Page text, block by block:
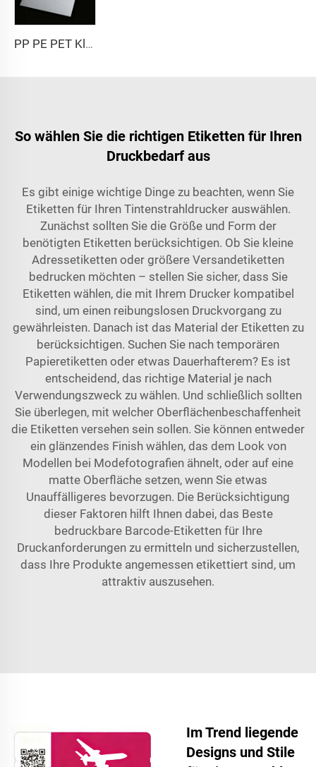
PP PE PET Klar Transparente Selbstklebende Synthetische Folienmaterial Etikettenpapier Jumbo Rolle
So wählen Sie die richtigen Etiketten für Ihren
Druckbedarf aus
Es gibt einige wichtige Dinge zu beachten, wenn Sie
Etiketten für Ihren Tintenstrahldrucker auswählen.
Zunächst sollten Sie die Größe und Form der
benötigten Etiketten berücksichtigen. Ob Sie kleine
Adressetiketten oder größere Versandetiketten
bedrucken möchten – stellen Sie sicher, dass Sie
Etiketten wählen, die mit Ihrem Drucker kompatibel
sind, um einen reibungslosen Druckvorgang zu
gewährleisten. Danach ist das Material der Etiketten zu
berücksichtigen. Suchen Sie nach temporären
Papieretiketten oder etwas Dauerhafterem? Es ist
entscheidend, das richtige Material je nach
Verwendungszweck zu wählen. Und schließlich sollten
Sie überlegen, mit welcher Oberflächenbeschaffenheit
die Etiketten versehen sein sollen. Sie können entweder
ein glänzendes Finish wählen, das dem Look von
Modellen bei Modefotografien ähnelt, oder auf eine
matte Oberfläche setzen, wenn Sie etwas
Unauffälligeres bevorzugen. Die Berücksichtigung
dieser Faktoren hilft Ihnen dabei, das Beste
bedruckbare Barcode-Etiketten für Ihre
Druckanforderungen zu ermitteln und sicherzustellen,
dass Ihre Produkte angemessen etikettiert sind, um
attraktiv auszusehen.
Im Trend liegende
Designs und Stile